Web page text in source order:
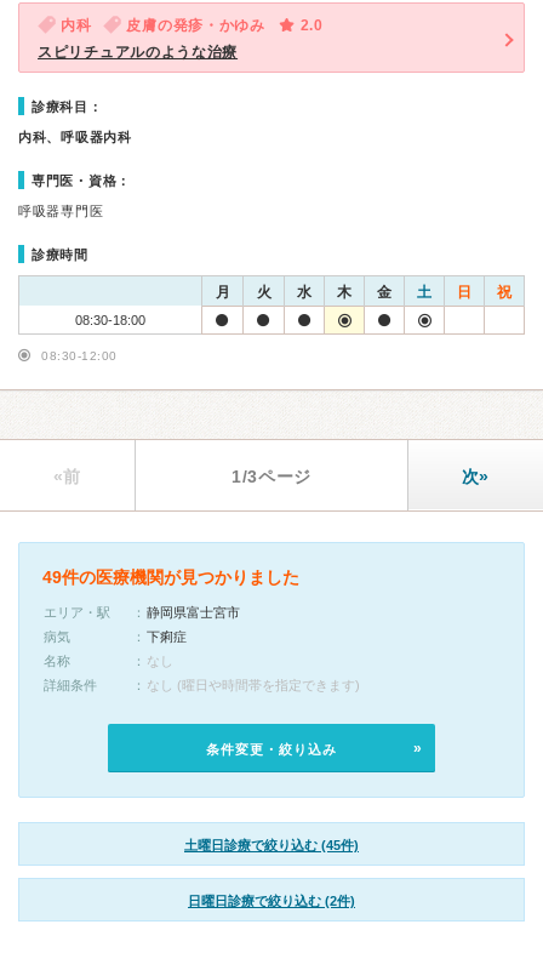
内科 皮膚の発疹・かゆみ
2.0
スピリチュアルのような治療
診療科目：
内科、呼吸器内科
専門医・資格：
呼吸器専門医
診療時間
月 火 水 木 金 土 日 祝
08:30-18:00
08:30-12:00
«前 1/3ページ 次»
49件の医療機関が見つかりました
エリア・駅
静岡県富士宮市
病気
下痢症
名称
なし
詳細条件
なし (曜日や時間帯を指定できます)
条件変更・絞り込み
土曜日診療で絞り込む (45件)
日曜日診療で絞り込む (2件)